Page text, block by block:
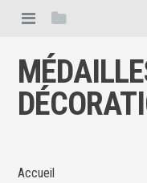
Accueil